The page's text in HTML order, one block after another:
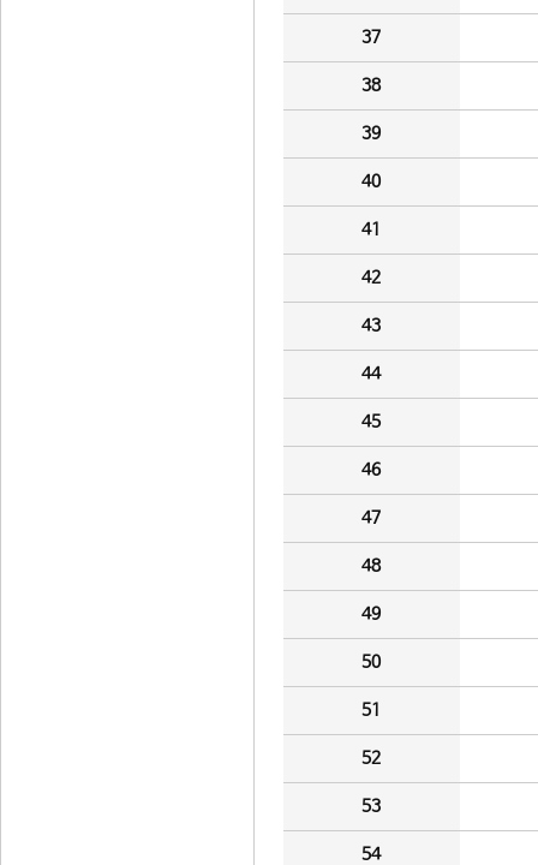
37
38
39
40
41
42
43
44
45
46
47
48
49
50
51
52
53
54